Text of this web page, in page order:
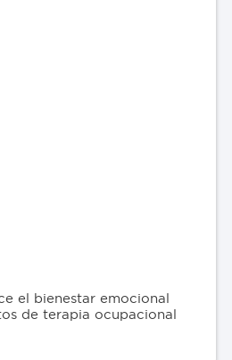
el bienestar emocional
de terapia ocupacional